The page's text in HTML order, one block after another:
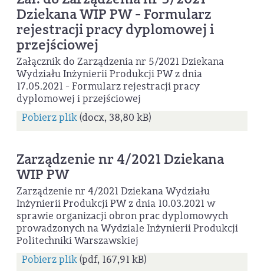
Dziekana WIP PW - Formularz
rejestracji pracy dyplomowej i
przejściowej
Załącznik do Zarządzenia nr 5/2021 Dziekana
Wydziału Inżynierii Produkcji PW z dnia
17.05.2021 - Formularz rejestracji pracy
dyplomowej i przejściowej
Pobierz plik(docx, 38,80 kB)
Zarządzenie nr 4/2021 Dziekana
WIP PW
Zarządzenie nr 4/2021 Dziekana Wydziału
Inżynierii Produkcji PW z dnia 10.03.2021 w
sprawie organizacji obron prac dyplomowych
prowadzonych na Wydziale Inżynierii Produkcji
Politechniki Warszawskiej
Pobierz plik(pdf, 167,91 kB)